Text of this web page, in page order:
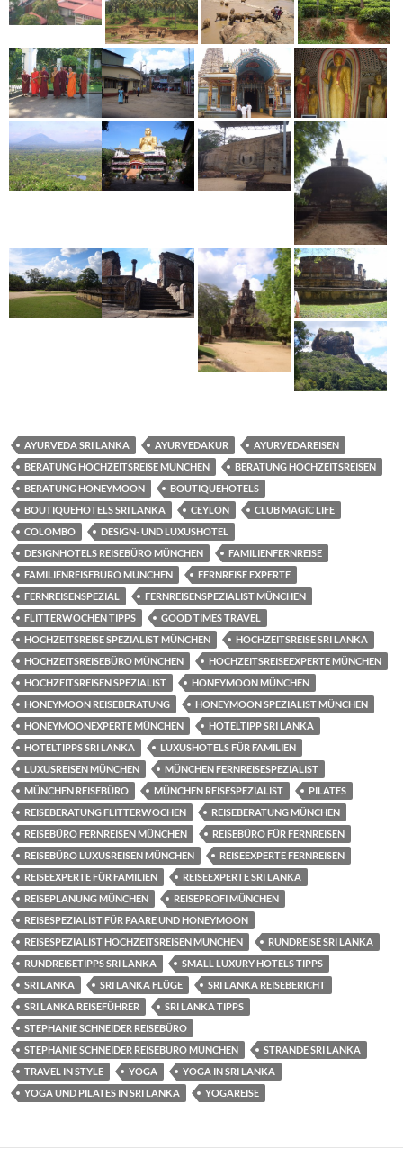
AYURVEDA SRI LANKA AYURVEDAKUR
AYURVEDAREISEN
BERATUNG HOCHZEITSREISE MÜNCHEN
BERATUNG HOCHZEITSREISEN
BERATUNG HONEYMOON
BOUTIQUEHOTELS
BOUTIQUEHOTELS SRI LANKA
CEYLON
CLUB MAGIC LIFE
COLOMBO
DESIGN- UND LUXUSHOTEL
DESIGNHOTELS REISEBÜRO MÜNCHEN
FAMILIENFERNREISE
FAMILIENREISEBÜRO MÜNCHEN
FERNREISE EXPERTE
FERNREISENSPEZIAL
FERNREISENSPEZIALIST MÜNCHEN
FLITTERWOCHEN TIPPS
GOOD TIMES TRAVEL
HOCHZEITSREISE SPEZIALIST MÜNCHEN
HOCHZEITSREISE SRI LANKA
HOCHZEITSREISEBÜRO MÜNCHEN
HOCHZEITSREISEEXPERTE MÜNCHEN
HOCHZEITSREISEN SPEZIALIST
HONEYMOON MÜNCHEN
HONEYMOON REISEBERATUNG
HONEYMOON SPEZIALIST MÜNCHEN
HONEYMOONEXPERTE MÜNCHEN
HOTELTIPP SRI LANKA
HOTELTIPPS SRI LANKA
LUXUSHOTELS FÜR FAMILIEN
LUXUSREISEN MÜNCHEN
MÜNCHEN FERNREISESPEZIALIST
MÜNCHEN REISEBÜRO
MÜNCHEN REISESPEZIALIST
PILATES
REISEBERATUNG FLITTERWOCHEN
REISEBERATUNG MÜNCHEN
REISEBÜRO FERNREISEN MÜNCHEN
REISEBÜRO FÜR FERNREISEN
REISEBÜRO LUXUSREISEN MÜNCHEN
REISEEXPERTE FERNREISEN
REISEEXPERTE FÜR FAMILIEN
REISEEXPERTE SRI LANKA
REISEPLANUNG MÜNCHEN
REISEPROFI MÜNCHEN
REISESPEZIALIST FÜR PAARE UND HONEYMOON
REISESPEZIALIST HOCHZEITSREISEN MÜNCHEN
RUNDREISE SRI LANKA
RUNDREISETIPPS SRI LANKA
SMALL LUXURY HOTELS TIPPS
SRI LANKA
SRI LANKA FLÜGE
SRI LANKA REISEBERICHT
SRI LANKA REISEFÜHRER
SRI LANKA TIPPS
STEPHANIE SCHNEIDER REISEBÜRO
STEPHANIE SCHNEIDER REISEBÜRO MÜNCHEN
STRÄNDE SRI LANKA
TRAVEL IN STYLE
YOGA
YOGA IN SRI LANKA
YOGA UND PILATES IN SRI LANKA
YOGAREISE